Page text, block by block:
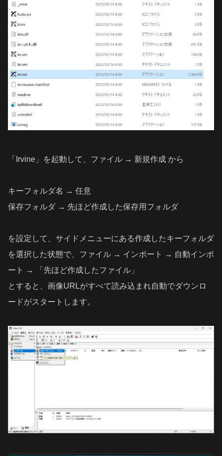
「Irvine」を起動して、ファイル → 新規作成 から
キーフォルダ名 → 任意
保存フォルダ → 先ほど作成した保存用フォルダ
を設定して、サイドメニューにある作成したキーフォルダ
を選択した状態で、ファイル → インポート → 自動インポ
ート → 「先ほど作成したファイル」
とすると、画像URLがすべて読み込まれ自動でダウンロ
ードがスタートします。